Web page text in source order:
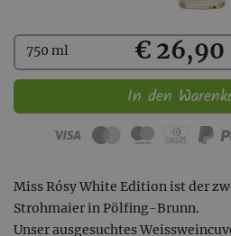
Kaufen
750 ml € 26,90
In den
Miss Rósy White Edition ist der
Strohmaier in Pölfing-Brunn.
Unser ausgesuchtes